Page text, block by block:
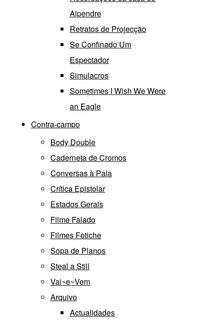
Alpendre
Retratos de Projecção
Se Confinado Um
Espectador
Simulacros
Sometimes I Wish We Were
an Eagle
Contra-campo
Body Double
Caderneta de Cromos
Conversas à Pala
Crítica Epistolar
Estados Gerais
Filme Falado
Filmes Fetiche
Sopa de Planos
Steal a Still
Vai~e~Vem
Arquivo
Actualidades